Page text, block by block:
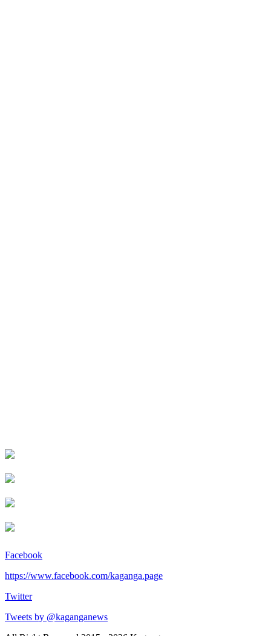
Facebook
https://www.facebook.com/kaganga.page
Twitter
Tweets by @kaganganews